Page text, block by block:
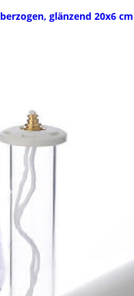
glänzend 20x6 cm